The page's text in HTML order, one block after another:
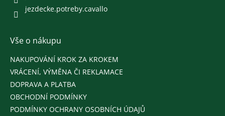
jezdecke.potreby.cavallo
Vše o nákupu
NAKUPOVÁNÍ KROK ZA KROKEM
VRÁCENÍ, VÝMĚNA ČI REKLAMACE
DOPRAVA A PLATBA
OBCHODNÍ PODMÍNKY
PODMÍNKY OCHRANY OSOBNÍCH ÚDAJŮ